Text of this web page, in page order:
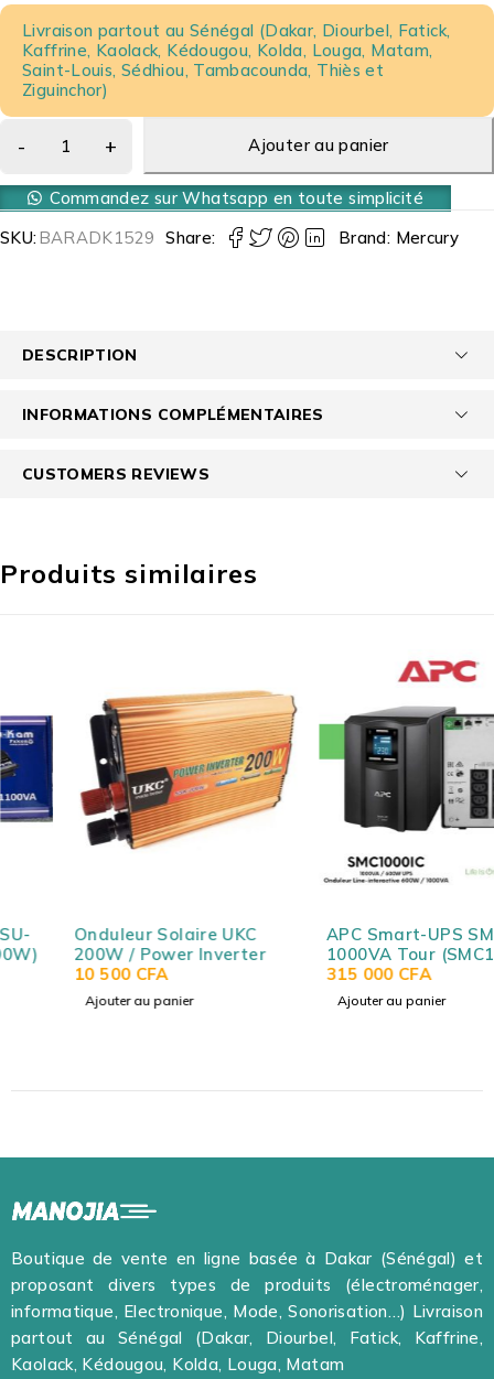
Livraison partout au Sénégal (Dakar, Diourbel, Fatick,
Kaffrine, Kaolack, Kédougou, Kolda, Louga, Matam,
Saint-Louis, Sédhiou, Tambacounda, Thiès et
Ziguinchor)
Ajouter au panier
Commandez sur Whatsapp en toute simplicité
SKU:BARADK1529 Share: Brand: Mercury
DESCRIPTION
INFORMATIONS COMPLÉMENTAIRES
CUSTOMERS REVIEWS
Produits similaires
Onduleur Solaire UKC
200W / Power Inverter
CFA
Ajouter au panier
APC Smart-UPS SMC
1000VA Tour (SMC1000IC)
- Onduleur line-
interactive monophasé
LCD 230V (USB / RJ45
315 000CFA
Ajouter au panier
Boutique de vente en ligne basée à Dakar (Sénégal) et
proposant divers types de produits (électroménager,
informatique, Electronique, Mode, Sonorisation…) Livraison
partout au Sénégal (Dakar, Diourbel, Fatick, Kaffrine,
Kaolack, Kédougou, Kolda, Louga, Matam